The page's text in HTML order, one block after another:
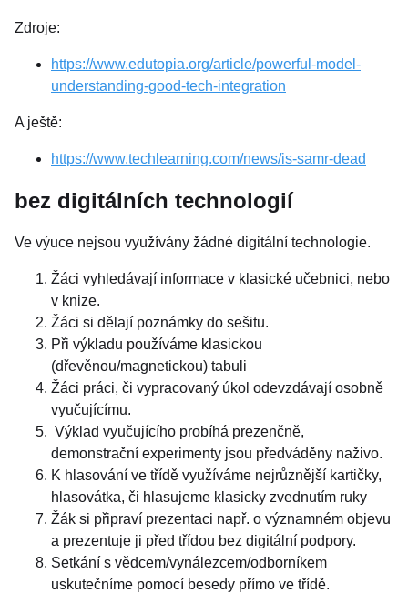
Zdroje:
https://www.edutopia.org/article/powerful-model-
understanding-good-tech-integration
A ještě:
https://www.techlearning.com/news/is-samr-dead
bez digitálních technologií
Ve výuce nejsou využívány žádné digitální technologie.
Žáci vyhledávají informace v klasické učebnici, nebo
v knize.
Žáci si dělají poznámky do sešitu.
Při výkladu používáme klasickou
(dřevěnou/magnetickou) tabuli
Žáci práci, či vypracovaný úkol odevzdávají osobně
vyučujícímu.
Výklad vyučujícího probíhá prezenčně,
demonstrační experimenty jsou předváděny naživo.
K hlasování ve třídě využíváme nejrůznější kartičky,
hlasovátka, či hlasujeme klasicky zvednutím ruky
Žák si připraví prezentaci např. o významném objevu
a prezentuje ji před třídou bez digitální podpory.
Setkání s vědcem/vynálezcem/odborníkem
uskutečníme pomocí besedy přímo ve třídě.